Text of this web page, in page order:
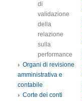
di
validazione
della
relazione
sulla
performance
Organi di revisione
amministrativa e
contabile
Corte dei conti